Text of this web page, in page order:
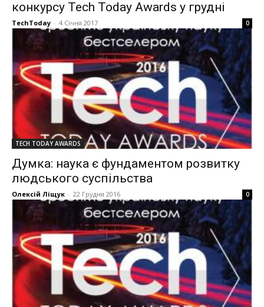
конкурсу Tech Today Awards у грудні
TechToday - 4 Січня 2017 0
TECH TODAY AWARDS
Думка: наука є фундаментом розвитку
людського суспільства
Олексій Ліщук - 22 Грудня 2016 0